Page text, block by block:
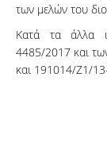
των μελών του
Κατά τα άλλα
4485/2017 και
και 191014/Ζ1/